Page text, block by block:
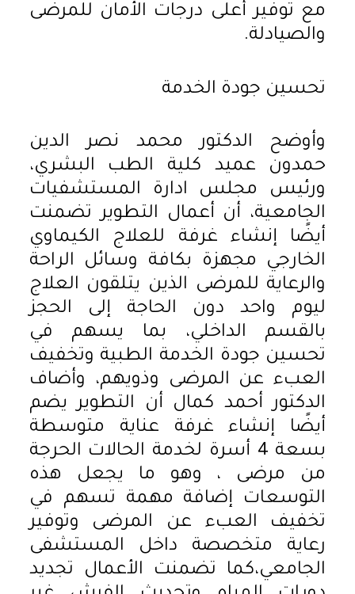
مع توفير أعلى درجات الأمان للمرضى
والصيادلة.
تحسين جودة الخدمة
وأوضح الدكتور محمد نصر الدين
حمدون عميد كلية الطب البشري،
ورئيس مجلس ادارة المستشفيات
الجامعية، أن أعمال التطوير تضمنت
أيضًا إنشاء غرفة للعلاج الكيماوي
الخارجي مجهزة بكافة وسائل الراحة
والرعاية للمرضى الذين يتلقون العلاج
ليوم واحد دون الحاجة إلى الحجز
بالقسم الداخلي، بما يسهم في
تحسين جودة الخدمة الطبية وتخفيف
العبء عن المرضى وذويهم، وأضاف
الدكتور أحمد كمال أن التطوير يضم
أيضًا إنشاء غرفة عناية متوسطة
بسعة 4 أسرة لخدمة الحالات الحرجة
من مرضى ، وهو ما يجعل هذه
التوسعات إضافة مهمة تسهم في
تخفيف العبء عن المرضى وتوفير
رعاية متخصصة داخل المستشفى
الجامعي،كما تضمنت الأعمال تجديد